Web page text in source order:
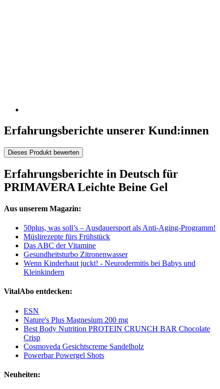
Erfahrungsberichte unserer Kund:innen
Dieses Produkt bewerten
Erfahrungsberichte in Deutsch für
PRIMAVERA Leichte Beine Gel
Aus unserem Magazin:
50plus, was soll’s – Ausdauersport als Anti-Aging-Programm!
Müslirezepte fürs Frühstück
Das ABC der Vitamine
Gesundheitsturbo Zitronenwasser
Wenn Kinderhaut juckt! - Neurodermitis bei Babys und
Kleinkindern
VitalAbo entdecken:
ESN
Nature's Plus Magnesium 200 mg
Best Body Nutrition PROTEIN CRUNCH BAR Chocolate
Crisp
Cosmoveda Gesichtscreme Sandelholz
Powerbar Powergel Shots
Neuheiten: